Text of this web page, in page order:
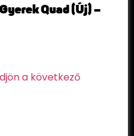
Quad (Új) –
a következő